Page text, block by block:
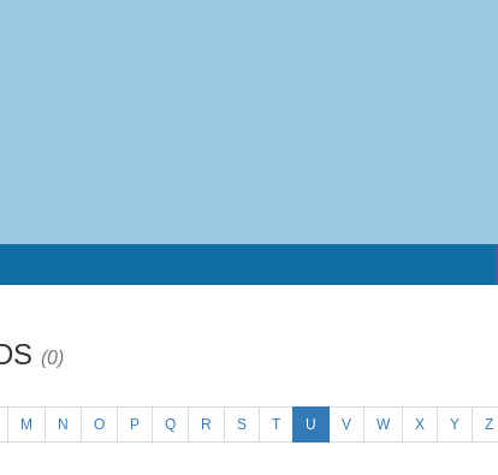
(0)
M N O P Q R S T U V W X Y Z